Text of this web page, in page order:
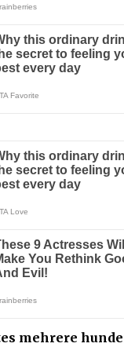
mehrere